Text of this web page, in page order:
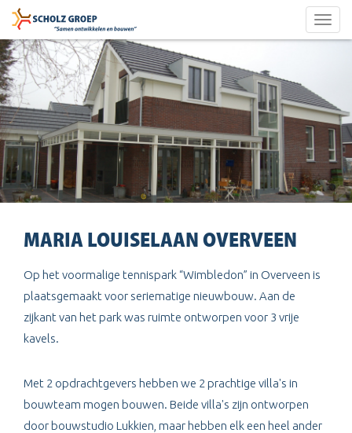
MARIA LOUISELAAN OVERVEEN
Op het voormalige tennispark “Wimbledon” in Overveen is
plaatsgemaakt voor seriematige nieuwbouw. Aan de
zijkant van het park was ruimte ontworpen voor 3 vrije
kavels.
Met 2 opdrachtgevers hebben we 2 prachtige villa's in
bouwteam mogen bouwen. Beide villa's zijn ontworpen
door bouwstudio Lukkien, maar hebben elk een heel ander